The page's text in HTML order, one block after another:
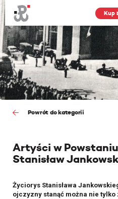
Kup
Powrót do kategorii
Artyści w
Stanisław
Życiorys Stanisława
ojczyzny stanąć można nie tylko